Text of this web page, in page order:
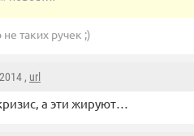
таких ручек ;)
, url
а эти жируют…